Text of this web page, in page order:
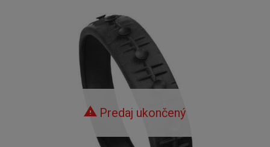
Predaj ukončený